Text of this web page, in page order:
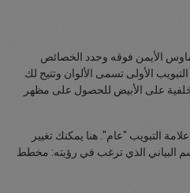
الأيمن فوقه وحدد الخصائص
الأولى تسمى الألوان وتتيح لك
على الأبيض للحصول على مظهر
التبويب "عام". هنا يمكنك تغيير
البياني الذي ترغب في رؤيته: مخطط